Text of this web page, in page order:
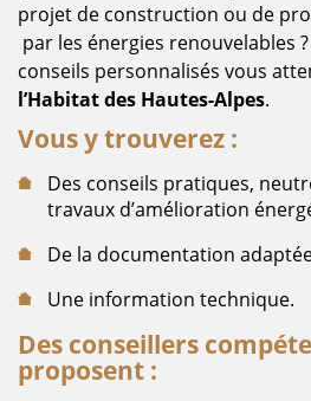
projet de construction ou de
par les énergies renouvelables
conseils personnalisés vous
l’Habitat des Hautes-Alpes.
Vous y trouverez :
Des conseils pratiques,
travaux d’amélioration
De la documentation
Une information technique.
Des conseillers
proposent :